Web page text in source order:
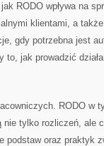
RODO wpływa na
klientami, a
gdy potrzebna jest
to, jak prowadzić
RODO w
tylko rozliczeń, ale
podstaw oraz praktyk